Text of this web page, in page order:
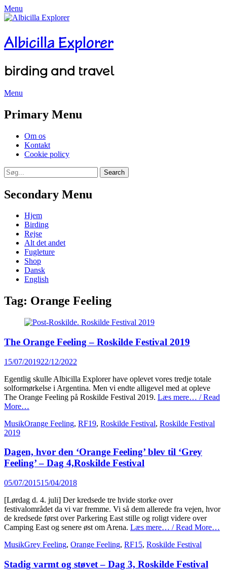
Menu
Albicilla Explorer
birding and travel
Menu
Primary Menu
Skip
content
Om os
Kontakt
Cookie policy
Search
Search
for:
Secondary Menu
Skip
content
Hjem
Birding
Rejse
Alt det andet
Fugleture
Shop
Dansk
English
Tag: Orange Feeling
The Orange Feeling – Roskilde Festival 2019
Posted
15/07/201922/12/2022
Egentlig skulle Albicilla Explorer have oplevet vores tredje totale
solformørkelse i Argentina. Men vi endte alligevel med at opleve
The Orange Feeling på Roskilde Festival 2019. Læs mere… / Read
More…
Categories
MusikTags
Orange Feeling, RF19, Roskilde Festival, Roskilde Festival
2019
Dagen, hvor den ‘Orange Feeling’ blev til ‘Grey
Feeling’ – Dag 4,Roskilde Festival
Posted
05/07/201515/04/2018
[Lørdag d. 4. juli] Der kredsede tre hvide storke over
festivalområdet da vi var fremme. Vi så dem allerede fra vejen, hvor
de kredsede først over Parkering East stille og roligt videre over
Camping East og senere øst om Arena. Læs mere… / Read More…
Categories
MusikTags
Grey Feeling, Orange Feeling, RF15, Roskilde Festival
Stadig varmt og støvet – Dag 3, Roskilde Festival